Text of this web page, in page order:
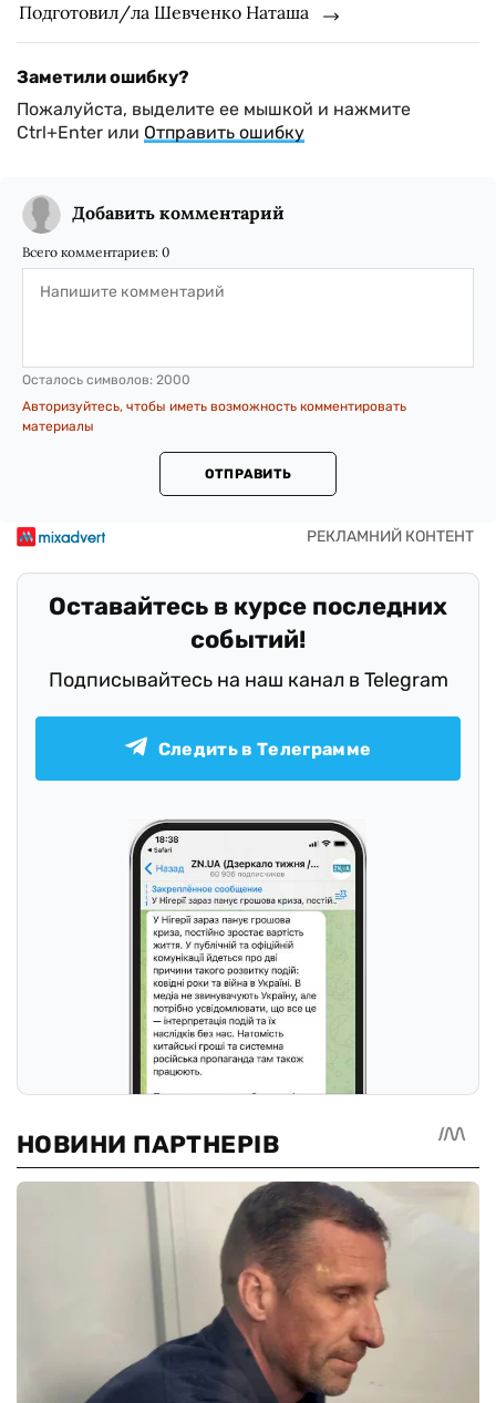
Подготовил/ла Шевченко Наташа
Заметили ошибку?
Пожалуйста, выделите ее мышкой и нажмите
Ctrl+Enter или Отправить ошибку
Добавить комментарий
Всего комментариев: 0
Осталось символов: 2000
Авторизуйтесь, чтобы иметь возможность комментировать
материалы
ОТПРАВИТЬ
Оставайтесь в курсе последних
событий!
Подписывайтесь на наш канал в Telegram
Следить в Телеграмме